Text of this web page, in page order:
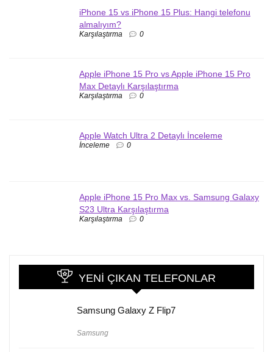
iPhone 15 vs iPhone 15 Plus: Hangi telefonu
almalıyım?
Karşılaştırma 0
Apple iPhone 15 Pro vs Apple iPhone 15 Pro
Max Detaylı Karşılaştırma
Karşılaştırma 0
Apple Watch Ultra 2 Detaylı İnceleme
İnceleme 0
Apple iPhone 15 Pro Max vs. Samsung Galaxy
S23 Ultra Karşılaştırma
Karşılaştırma 0
YENI ÇIKAN TELEFONLAR
Samsung Galaxy Z Flip7
Samsung